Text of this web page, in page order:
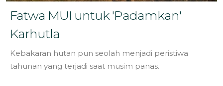
Fatwa MUI untuk 'Padamkan'
Karhutla
Kebakaran hutan pun seolah menjadi peristiwa
tahunan yang terjadi saat musim panas.